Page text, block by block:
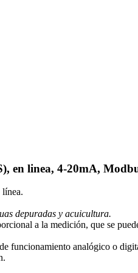
en linea, 4-20mA,
línea.
depuradas y acuicultura.
a la medición, que se
funcionamiento analógico o